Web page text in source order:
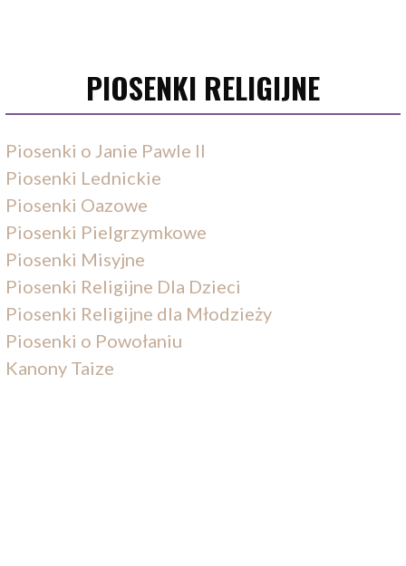
PIOSENKI RELIGIJNE
Piosenki o Janie Pawle II
Piosenki Lednickie
Piosenki Oazowe
Piosenki Pielgrzymkowe
Piosenki Misyjne
Piosenki Religijne Dla Dzieci
Piosenki Religijne dla Młodzieży
Piosenki o Powołaniu
Kanony Taize